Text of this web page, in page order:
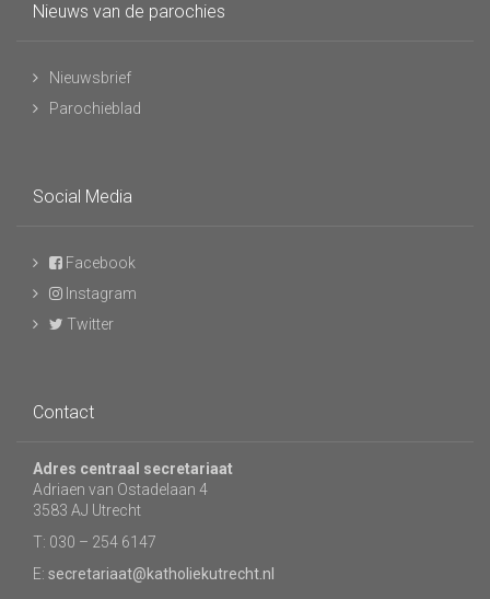
Nieuws van de parochies
Nieuwsbrief
Parochieblad
Social Media
Facebook
Instagram
Twitter
Contact
Adres centraal secretariaat
Adriaen van Ostadelaan 4
3583 AJ Utrecht
T: 030 – 254 6147
E: secretariaat@katholiekutrecht.nl